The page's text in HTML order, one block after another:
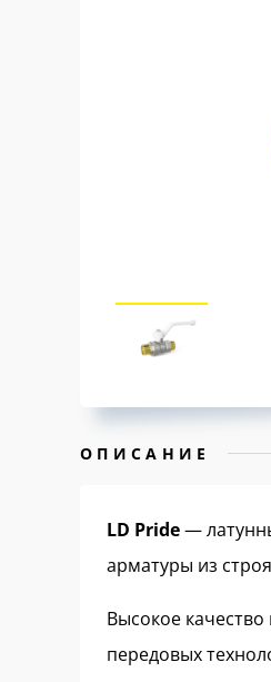
ОПИСАНИЕ
LD Pride—
арматуры из
Высокое
передовых